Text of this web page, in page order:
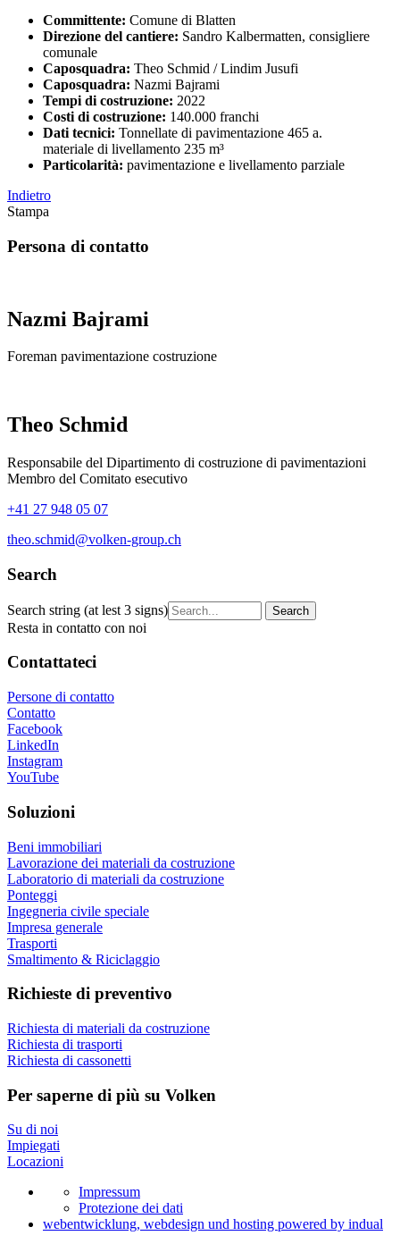
Committente: Comune di Blatten
Direzione del cantiere: Sandro Kalbermatten, consigliere
comunale
Caposquadra: Theo Schmid / Lindim Jusufi
Caposquadra: Nazmi Bajrami
Tempi di costruzione: 2022
Costi di costruzione: 140.000 franchi
Dati tecnici: Tonnellate di pavimentazione 465 a.
materiale di livellamento 235 m³
Particolarità: pavimentazione e livellamento parziale
Indietro
Stampa
Persona di contatto
Nazmi Bajrami
Foreman pavimentazione costruzione
Theo Schmid
Responsabile del Dipartimento di costruzione di pavimentazioni
Membro del Comitato esecutivo
+41 27 948 05 07
theo.schmid@volken-group.ch
Search
Search string (at lest 3 signs)
Resta in contatto con noi
Contattateci
Persone di contatto
Contatto
Facebook
LinkedIn
Instagram
YouTube
Soluzioni
Beni immobiliari
Lavorazione dei materiali da costruzione
Laboratorio di materiali da costruzione
Ponteggi
Ingegneria civile speciale
Impresa generale
Trasporti
Smaltimento & Riciclaggio
Richieste di preventivo
Richiesta di materiali da costruzione
Richiesta di trasporti
Richiesta di cassonetti
Per saperne di più su Volken
Su di noi
Impiegati
Locazioni
Impressum
Protezione dei dati
webentwicklung, webdesign und hosting powered by indual